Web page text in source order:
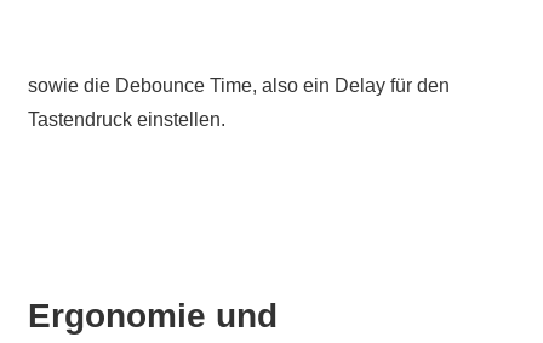
sowie die Debounce Time, also ein Delay für den
Tastendruck einstellen.
Ergonomie und